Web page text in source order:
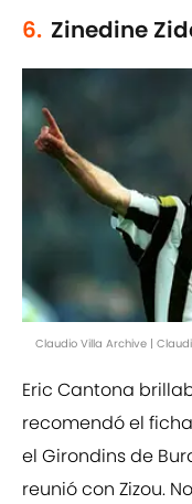
6. Zinedine
Claudio Villa Archive |
Eric Cantona
recomendó el
el Girondins de
reunió con Zizou.